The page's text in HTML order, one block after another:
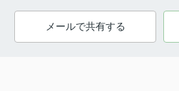
メールで共有する